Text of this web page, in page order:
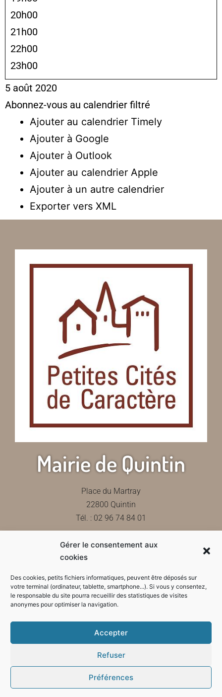
Gérer le consentement aux
cookies
Des cookies, petits fichiers informatiques, peuvent être déposés sur
votre terminal (ordinateur, tablette, smartphone...). Si vous y consentez,
le responsable du site pourra recueillir des statistiques de visites
anonymes pour optimiser la navigation.
Accepter
Refuser
Préférences
20h00
21h00
22h00
23h00
5 août 2020
Abonnez-vous au calendrier filtré
Ajouter au calendrier Timely
Ajouter à Google
Ajouter à Outlook
Ajouter au calendrier Apple
Ajouter à un autre calendrier
Exporter vers XML
Mairie de Quintin
Place du Martray
22800 Quintin
Tél. : 02 96 74 84 01
Contactez-nous
Horaires d'ouverture de la mairie
Mode sombre :